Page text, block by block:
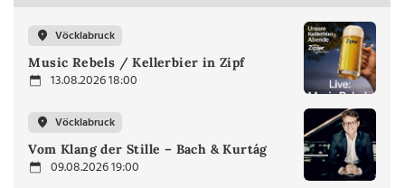
Vöcklabruck
Music Rebels / Kellerbier in Zipf
13.08.2026 18:00
Vöcklabruck
Vom Klang der Stille – Bach & Kurtág
09.08.2026 19:00